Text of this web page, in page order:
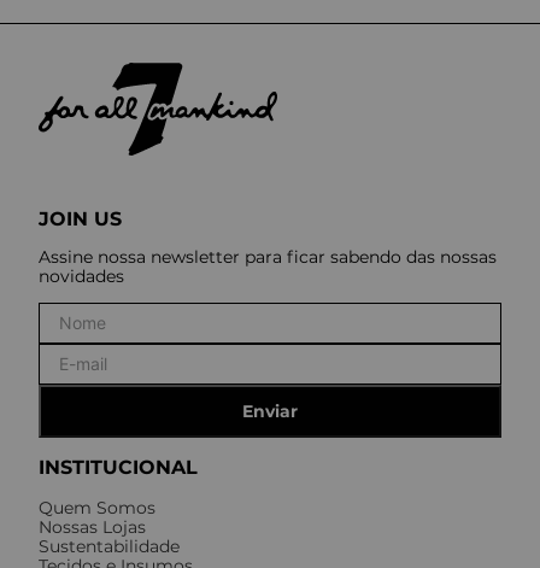
INSTITUCIONAL
Quem Somos
Nossas Lojas
Sustentabilidade
JOIN US
Assine nossa newsletter para ficar sabendo das nossas
novidades
Enviar